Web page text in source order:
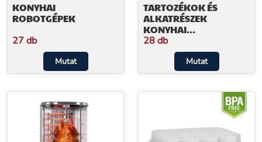
KONYHAI
ROBOTGÉPEK
27 db
Mutat
TARTOZÉKOK ÉS
ALKATRÉSZEK
KONYHAI
ROBOTGÉPEKHEZ
28 db
Mutat